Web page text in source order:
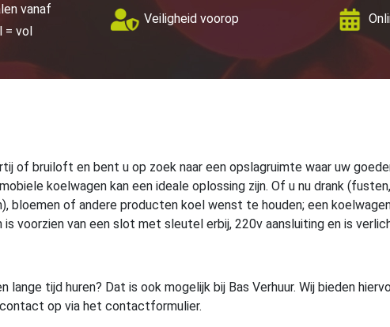
vanaf
= vol
Veiligheid voorop
of bruiloft en bent u op zoek naar een opslagruimte waar uw
koelwagen kan een ideale oplossing zijn. Of u nu drank
bloemen of andere producten koel wenst te houden; een
voorzien van een slot met sleutel erbij, 220v aansluiting en is
lange tijd huren? Dat is ook mogelijk bij Bas Verhuur. Wij bieden
op via het contactformulier.